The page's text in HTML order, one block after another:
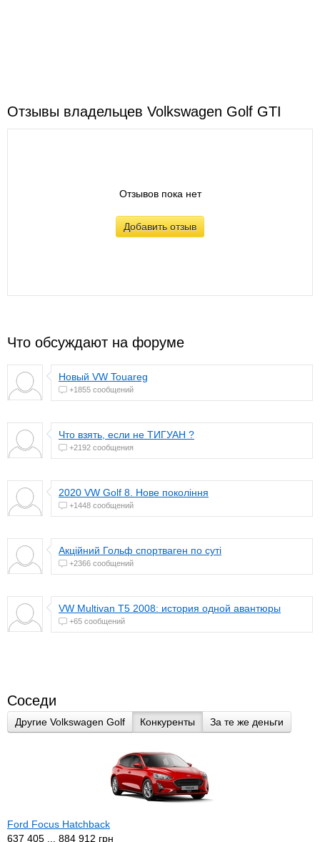
Отзывы владельцев Volkswagen Golf GTI
Отзывов пока нет
Добавить отзыв
Что обсуждают на форуме
Новый VW Touareg
+1855 сообщений
Что взять, если не ТИГУАН ?
+2192 сообщения
2020 VW Golf 8. Нове покоління
+1448 сообщений
Акційний Гольф спортваген по суті
+2366 сообщений
VW Multivan T5 2008: история одной авантюры
+65 сообщений
Соседи
Другие Volkswagen Golf Конкуренты За те же деньги
Ford Focus Hatchback
637 405 ... 884 912 грн